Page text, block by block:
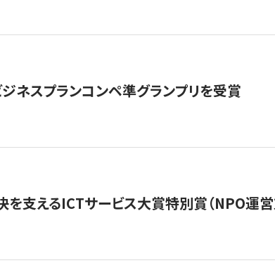
ネスプランコンペ準グランプリを受賞
支えるICTサービス大賞特別賞（NPO運